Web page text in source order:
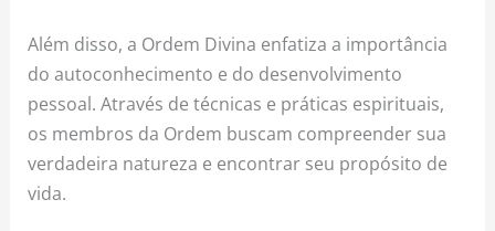
Além disso, a Ordem Divina enfatiza a importância
do autoconhecimento e do desenvolvimento
pessoal. Através de técnicas e práticas espirituais,
os membros da Ordem buscam compreender sua
verdadeira natureza e encontrar seu propósito de
vida.